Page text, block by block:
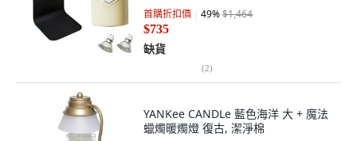
首購折扣價 49%$1,464
$735
缺貨
(2)
YANKee CANDLe 藍色海洋 大 + 魔法
蠟燭暖燭燈 復古, 潔淨棉